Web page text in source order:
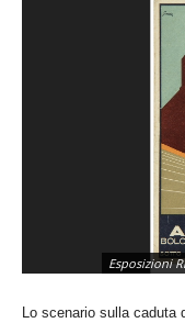
Esposizioni
Lo scenario sulla caduta